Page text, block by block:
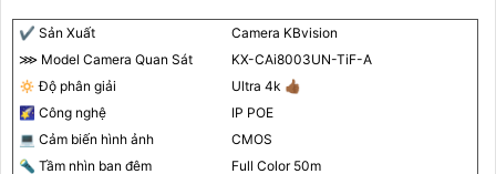
✔️ Sản Xuất
Camera KBvision
⋙ Model Camera Quan Sát
KX-CAi8003UN-TiF-A
🔅 Độ phân giải
Ultra 4k 👍🏾
🌠 Công nghệ
IP POE
💻 Cảm biến hình ảnh
CMOS
🔦 Tầm nhìn ban đêm
Full Color 50m